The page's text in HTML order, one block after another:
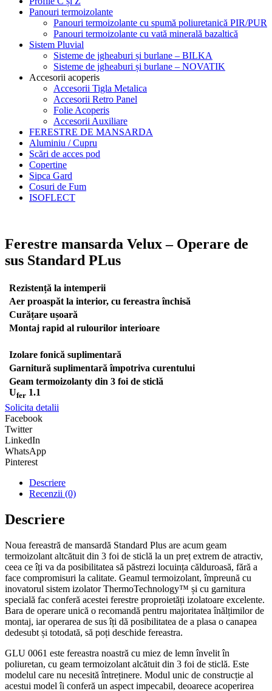
Panouri termoizolante
Panouri termoizolante cu spumă poliuretanică PIR/PUR
Panouri termoizolante cu vată minerală bazaltică
Sistem Pluvial
Sisteme de jgheaburi și burlane – BILKA
Sisteme de jgheaburi și burlane – NOVATIK
Accesorii acoperis
Accesorii Tigla Metalica
Accesorii Retro Panel
Folie Acoperis
Accesorii Auxiliare
FERESTRE DE MANSARDA
Aluminiu / Cupru
Scări de acces pod
Copertine
Sipca Gard
Cosuri de Fum
ISOFLECT
Ferestre mansarda Velux – Operare de
sus Standard PLus
Rezistență la intemperii
Aer proaspăt la interior, cu fereastra închisă
Curățare ușoară
Montaj rapid al rulourilor interioare
Izolare fonică suplimentară
Garnitură suplimentară împotriva curentului
Geam termoizolanty din 3 foi de sticlă
Ufer 1.1
Solicita detalii
Facebook
Twitter
LinkedIn
WhatsApp
Pinterest
Descriere
Recenzii (0)
Descriere
Noua fereastră de mansardă Standard Plus are acum geam
termoizolant altcătuit din 3 foi de sticlă la un preț extrem de atractiv,
ceea ce îți va da posibilitatea să păstrezi locuința călduroasă, fără a
face compromisuri la calitate. Geamul termoizolant, împreună cu
inovatorul sistem izolator ThermoTechnology™ și cu garnitura
specială fac conferă acestei ferestre proproietăți izolatoare excelente.
Bara de operare unică o recomandă pentru majoritatea înălțimilor de
montaj, iar operarea de sus îți dă posibilitatea de a plasa o canapea
dedesubt și totodată, să poți deschide fereastra.
GLU 0061 este fereastra noastră cu miez de lemn învelit în
poliuretan, cu geam termoizolant alcătuit din 3 foi de sticlă. Este
modelul care nu necesită întreținere. Modul unic de construcție al
acestui model îi conferă un aspect impecabil, deoarece acoperirea